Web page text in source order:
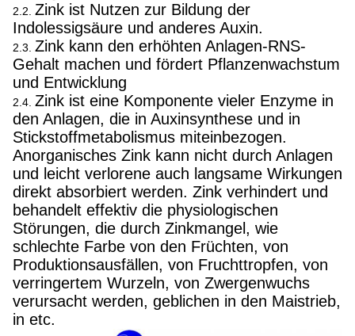
2.2. Zink ist Nutzen zur Bildung der
Indolessigsäure und anderes Auxin.
2.3. Zink kann den erhöhten Anlagen-RNS-
Gehalt machen und fördert Pflanzenwachstum
und Entwicklung
2.4. Zink ist eine Komponente vieler Enzyme in
den Anlagen, die in Auxinsynthese und in
Stickstoffmetabolismus miteinbezogen.
Anorganisches Zink kann nicht durch Anlagen
und leicht verlorene auch langsame Wirkungen
direkt absorbiert werden. Zink verhindert und
behandelt effektiv die physiologischen
Störungen, die durch Zinkmangel, wie
schlechte Farbe von den Früchten, von
Produktionsausfällen, von Fruchttropfen, von
verringertem Wurzeln, von Zwergenwuchs
verursacht werden, geblichen in den Maistrieb,
in etc.